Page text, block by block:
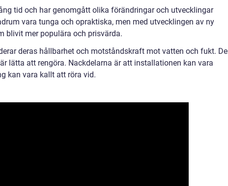
tid och har genomgått olika förändringar och utvecklingar
vara tunga och opraktiska, men med utvecklingen av ny
blivit mer populära och prisvärda.
deras hållbarhet och motståndskraft mot vatten och fukt. De
lätta att rengöra. Nackdelarna är att installationen kan vara
kan vara kallt att röra vid.